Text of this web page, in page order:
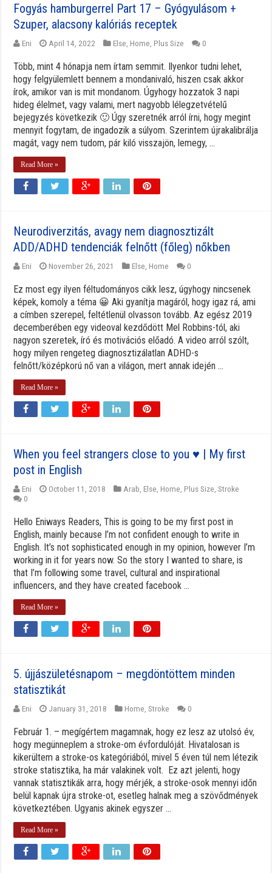
Fogyás hamburgerrel Part 17 – Gyógyulásom +
Szuper, alacsony kalóriás receptek
Eni April 14, 2022 Else Home Plus Size 0
Több, mint 4 hónapja nem írtam semmit. Ilyenkor tudni lehet,
hogy felgyülemlett bennem a mondanivaló, hiszen csak akkor
írok, amikor van is mit mondanom. Úgyhogy hozzatok 3 napi
hideg élelmet, vagy valami, mert nagyobb lélegzetvételű
bejegyzés következik 🙂 Úgy szeretnék arról írni, hogy megint
mennyit fogytam, de ingadozik a súlyom. Szerintem újrakalibrálja
magát, vagy nem tudom, pár kiló visszajön, lemegy, ...
Read More »
Neurodiverzitás, avagy nem diagnosztizált
ADD/ADHD tendenciák felnőtt (főleg) nőkben
Eni November 26, 2021 Else Home 0
Ez most egy ilyen féltudományos cikk lesz, úgyhogy nincsenek
képek, komoly a téma 😀 Aki gyanítja magáról, hogy igaz rá, ami
a címben szerepel, feltétlenül olvasson tovább. Az egész 2019
decemberében egy videoval kezdődött Mel Robbins-tól, aki
nagyon szeretek, író és motivációs előadó. A video arról szólt,
hogy milyen rengeteg diagnosztizálatlan ADHD-s
felnőtt/középkorú nő van a világon, mert annak idején ...
Read More »
When you feel strangers close to you ♥ | My first
post in English
Eni October 11, 2018 Arab Else Home Plus Size ,Stroke
0
Hello Eniways Readers, This is going to be my first post in
English, mainly because I’m not confident enough to write in
English. It’s not sophisticated enough in my opinion, however I’m
working in it for years now. So the story I wanted to share, is
that I’m following some travel, cultural and inspirational
influencers, and they have created facebook ...
Read More »
5. újjászületésnapom – megdöntöttem minden
statisztikát
Eni January 31, 2018 Home ,Stroke 0
Február 1. – megígértem magamnak, hogy ez lesz az utolsó év,
hogy megünneplem a stroke-om évfordulóját. Hivatalosan is
kikerültem a stroke-os kategóriából, mivel 5 éven túl nem létezik
stroke statisztika, ha már valakinek volt. Ez azt jelenti, hogy
vannak statisztikák arra, hogy mérjék, a stroke-osok mennyi időn
belül kapnak újra stroke-ot, esetleg halnak meg a szövődmények
következtében. Ugyanis akinek egyszer ...
Read More »